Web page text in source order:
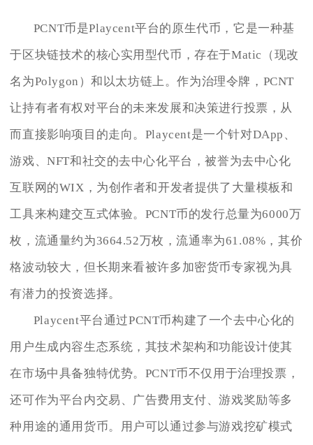
PCNT币是Playcent平台的原生代币，它是一种基
于区块链技术的核心实用型代币，存在于Matic（现改
名为Polygon）和以太坊链上。作为治理令牌，PCNT
让持有者有权对平台的未来发展和决策进行投票，从
而直接影响项目的走向。Playcent是一个针对DApp、
游戏、NFT和社交的去中心化平台，被誉为去中心化
互联网的WIX，为创作者和开发者提供了大量模板和
工具来构建交互式体验。PCNT币的发行总量为6000万
枚，流通量约为3664.52万枚，流通率为61.08%，其价
格波动较大，但长期来看被许多加密货币专家视为具
有潜力的投资选择。
Playcent平台通过PCNT币构建了一个去中心化的
用户生成内容生态系统，其技术架构和功能设计使其
在市场中具备独特优势。PCNT币不仅用于治理投票，
还可作为平台内交易、广告费用支付、游戏奖励等多
种用途的通用货币。用户可以通过参与游戏挖矿模式